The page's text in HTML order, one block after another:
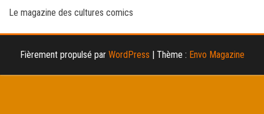
Le magazine des cultures comics
Fièrement propulsé par WordPress | Thème : Envo Magazine